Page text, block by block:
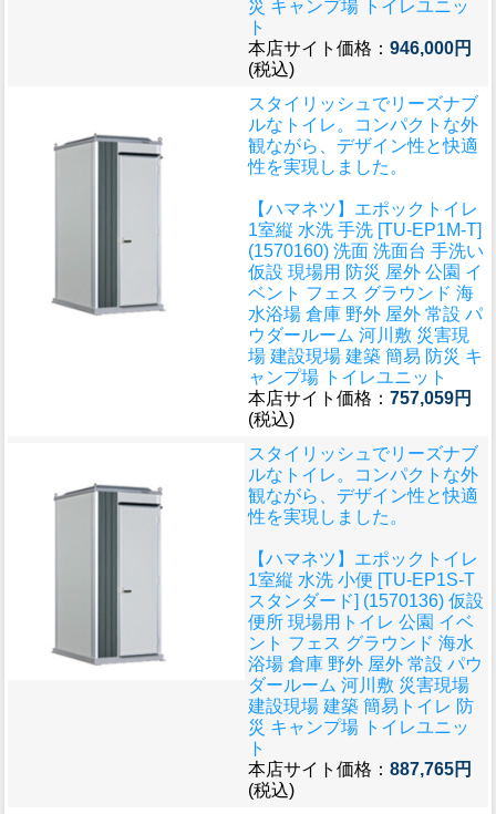
災 キャンプ場 トイレユニッ
ト
本店サイト価格： 946,000円
(税込)
スタイリッシュでリーズナブ
ルなトイレ。コンパクトな外
観ながら、デザイン性と快適
性を実現しました。
【ハマネツ】エポックトイレ
1室縦 水洗 手洗 [TU-EP1M-T]
(1570160) 洗面 洗面台 手洗い
仮設 現場用 防災 屋外 公園 イ
ベント フェス グラウンド 海
水浴場 倉庫 野外 屋外 常設 パ
ウダールーム 河川敷 災害現
場 建設現場 建築 簡易 防災 キ
ャンプ場 トイレユニット
本店サイト価格： 757,059円
(税込)
スタイリッシュでリーズナブ
ルなトイレ。コンパクトな外
観ながら、デザイン性と快適
性を実現しました。
【ハマネツ】エポックトイレ
1室縦 水洗 小便 [TU-EP1S-T
スタンダード] (1570136) 仮設
便所 現場用トイレ 公園 イベ
ント フェス グラウンド 海水
浴場 倉庫 野外 屋外 常設 パウ
ダールーム 河川敷 災害現場
建設現場 建築 簡易トイレ 防
災 キャンプ場 トイレユニッ
ト
本店サイト価格： 887,765円
(税込)